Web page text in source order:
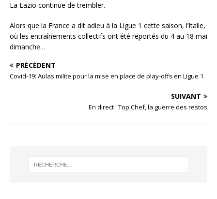
La Lazio continue de trembler.
Alors que la France a dit adieu à la Ligue 1 cette saison, l’Italie,
où les entraînements collectifs ont été reportés du 4 au 18 mai
dimanche…
PRÉCÉDENT
Covid-19: Aulas milite pour la mise en place de play-offs en Ligue 1
SUIVANT
En direct : Top Chef, la guerre des restos